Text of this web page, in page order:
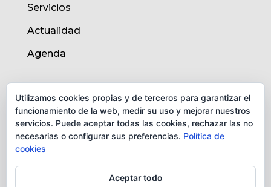
Servicios
Actualidad
Agenda
Aviso legal
Política de cookies
Utilizamos cookies propias y de terceros para garantizar el
funcionamiento de la web, medir su uso y mejorar nuestros
servicios. Puede aceptar todas las cookies, rechazar las no
necesarias o configurar sus preferencias. Política de
cookies
Aceptar todo